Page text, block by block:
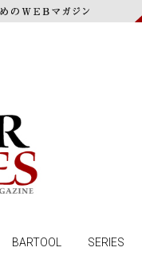
BARTOOL SERIES